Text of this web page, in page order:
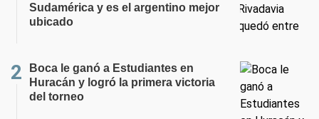
Sudamérica y es el argentino mejor
ubicado
Boca le ganó a Estudiantes en
Huracán y logró la primera victoria
del torneo